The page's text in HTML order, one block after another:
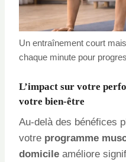
Un entraînement court
chaque minute pour
L’impact sur votre
votre bien-être
Au-delà des bénéfices
votre programme
domicile améliore